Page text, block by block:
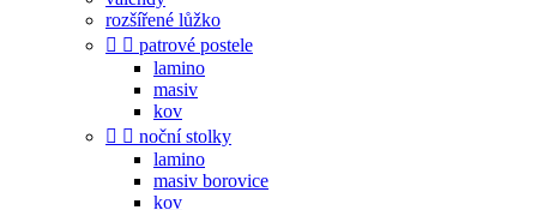
rozšířené lůžko
  patrové postele
lamino
masiv
kov
  noční stolky
lamino
masiv borovice
kov